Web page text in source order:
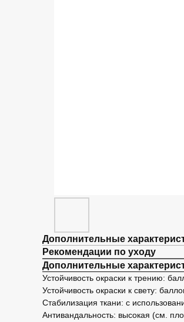
Дополнительные
Рекомендации по уходу
Дополнительные
Устойчивость окраски к трению:
Устойчивость окраски к свету:
Стабилизация ткани: с
Антивандальность: высокая (см.